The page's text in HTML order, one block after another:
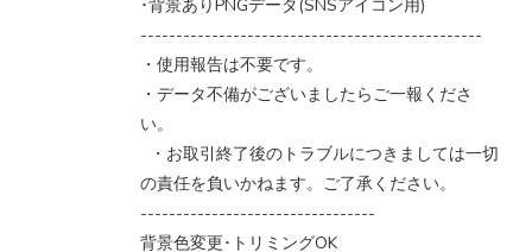
･背景ありPNGデータ(SNSアイコン用)
------------------------------------------------
・使用報告は不要です。
・データ不備がございましたらご一報くださ
い。
・お取引終了後のトラブルにつきましては一切
の責任を負いかねます。ご了承ください。
---------------------------------
背景色変更･トリミングOK